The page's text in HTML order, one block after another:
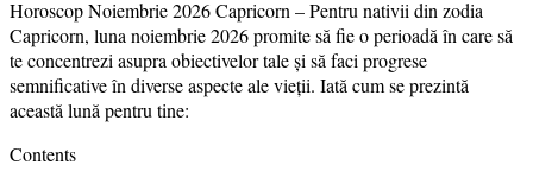
Horoscop Noiembrie 2026 Capricorn – Pentru nativii din zodia
Capricorn, luna noiembrie 2026 promite să fie o perioadă în care să
te concentrezi asupra obiectivelor tale și să faci progrese
semnificative în diverse aspecte ale vieții. Iată cum se prezintă
această lună pentru tine:
Contents